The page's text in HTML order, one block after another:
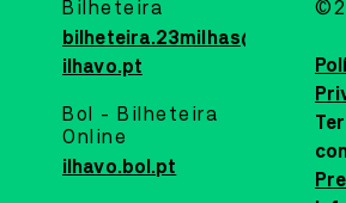
PLANTEIA
OFICINA
19
OFICINA DE
ELEMENTOS
PLANTEIA EM FAMÍLIA
Bilheteira
bilheteira.23milhas@cm-
ilhavo.pt
Bol - Bilheteira
Online
ilhavo.bol.pt